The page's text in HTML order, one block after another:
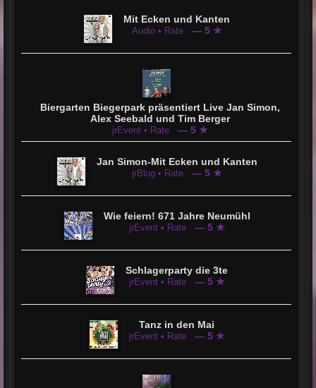
Mit Ecken und Kanten
Audio • Rate — 5 ★
Biergarten Biegerpark präsentiert Live Jan Simon,
Alex Seebald und Tim Berger
jrEvent • Rate — 5 ★
Jan Simon-Mit Ecken und Kanten
jrBlog • Rate — 5 ★
Wie feiern! 671 Jahre Neumühl
jrEvent • Rate — 5 ★
Schlagerparty die 3te
jrEvent • Rate — 5 ★
Tanz in den Mai
jrEvent • Rate — 5 ★